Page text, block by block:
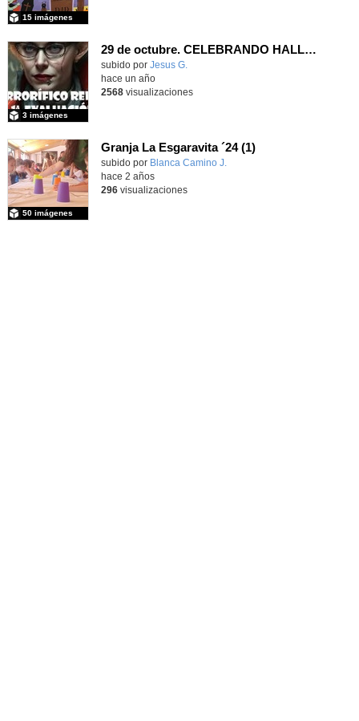
15 imágenes
29 de octubre. CELEBRANDO HALLOWEEN EN FPB 1
Contenido educativo.
subido por Jesus G.
3 imágenes
hace un año
2568visualizaciones
Granja La Esgaravita ´24 (1)
subido por Blanca Camino J.
50 imágenes
hace 2 años
296visualizaciones